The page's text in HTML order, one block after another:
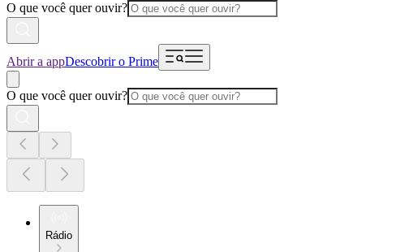
O que você quer ouvir?
Abrir a appDescobrir o Prime
O que você quer ouvir?
Rádio